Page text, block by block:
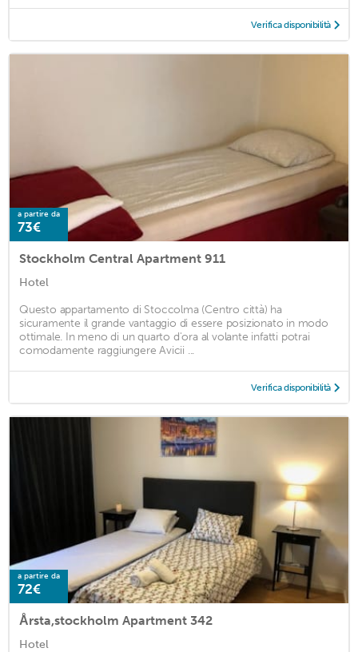
Verifica disponibilità
a partire da
73€
Stockholm Central Apartment 911
Hotel
Questo appartamento di Stoccolma (Centro città) ha
sicuramente il grande vantaggio di essere posizionato in modo
ottimale. In meno di un quarto d'ora al volante infatti potrai
comodamente raggiungere Avicii ...
Verifica disponibilità
a partire da
72€
Årsta,stockholm Apartment 342
Hotel